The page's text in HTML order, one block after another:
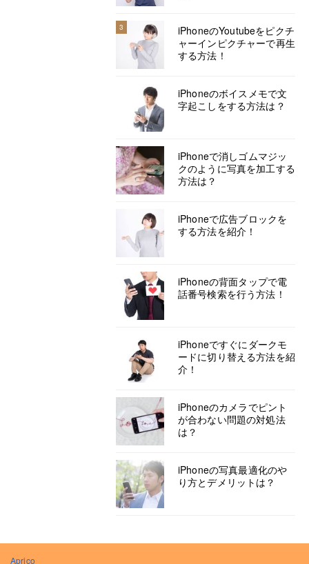
3
iPhoneのYoutubeをピクチ
ャーインピクチャーで再生
する方法！
iPhoneのボイスメモで文
字起こしをする方法は？
iPhoneで消しゴムマジッ
クのように写真を加工する
方法は？
iPhoneで広告ブロックを
する方法を紹介！
iPhoneの背面タップで電
話番号検索を行う方法！
iPhoneですぐにダークモ
ードに切り替える方法を紹
介！
iPhoneのカメラでピント
が合わない問題の対処法
は？
iPhoneの写真最適化のや
り方とデメリットは？
Aprico